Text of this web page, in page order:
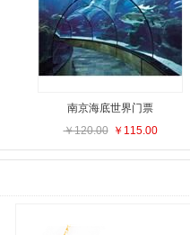
南京海底世界门票
￥120.00
￥115.00